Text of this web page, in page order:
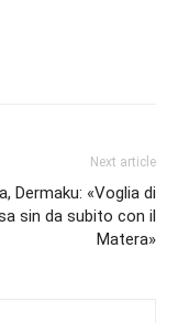
Next article
Dermaku: «Voglia di
sin da subito con il
Matera»